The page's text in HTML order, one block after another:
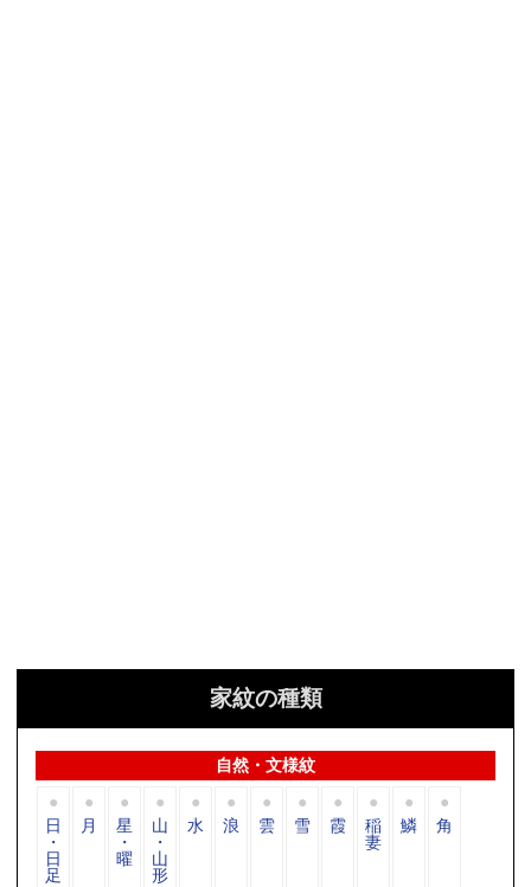
家紋の種類
自然・文様紋
日
・
日
足
月 星
・
曜
山
・
山
形
水 浪 雲 雪 霞 稲
妻
鱗 角